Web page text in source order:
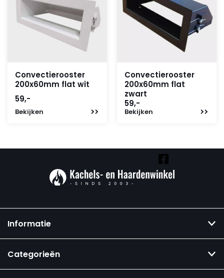
Convectierooster
200x60mm flat wit
59,-
Bekijken
Convectierooster
200x60mm flat
zwart
59,-
Bekijken
Informatie
Categorieën